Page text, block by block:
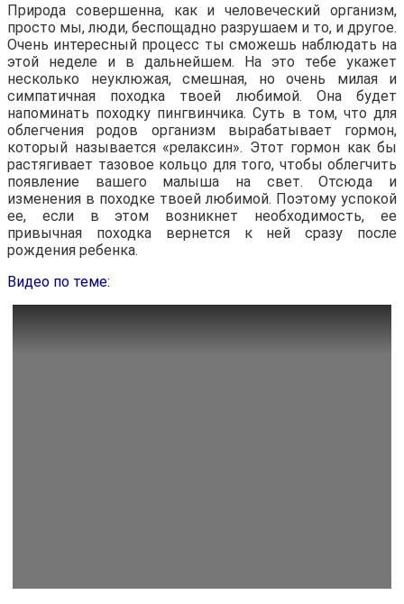
Природа совершенна, как и человеческий организм,
просто мы, люди, беспощадно разрушаем и то, и другое.
Очень интересный процесс ты сможешь наблюдать на
этой неделе и в дальнейшем. На это тебе укажет
несколько неуклюжая, смешная, но очень милая и
симпатичная походка твоей любимой. Она будет
напоминать походку пингвинчика. Суть в том, что для
облегчения родов организм вырабатывает гормон,
который называется «релаксин». Этот гормон как бы
растягивает тазовое кольцо для того, чтобы облегчить
появление вашего малыша на свет. Отсюда и
изменения в походке твоей любимой. Поэтому успокой
ее, если в этом возникнет необходимость, ее
привычная походка вернется к ней сразу после
рождения ребенка.
Видео по теме: